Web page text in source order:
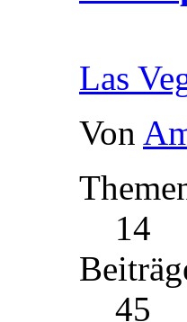
Las
Von
14
45